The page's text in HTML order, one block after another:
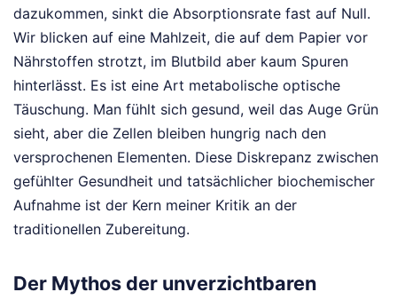
dazukommen, sinkt die Absorptionsrate fast auf Null.
Wir blicken auf eine Mahlzeit, die auf dem Papier vor
Nährstoffen strotzt, im Blutbild aber kaum Spuren
hinterlässt. Es ist eine Art metabolische optische
Täuschung. Man fühlt sich gesund, weil das Auge Grün
sieht, aber die Zellen bleiben hungrig nach den
versprochenen Elementen. Diese Diskrepanz zwischen
gefühlter Gesundheit und tatsächlicher biochemischer
Aufnahme ist der Kern meiner Kritik an der
traditionellen Zubereitung.
Der Mythos der unverzichtbaren